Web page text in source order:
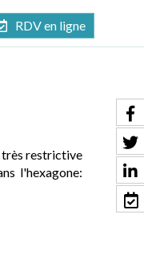
RDV en ligne
très restrictive
l'hexagone: